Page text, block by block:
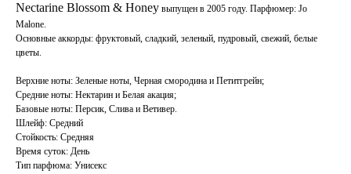
Nectarine Blossom & Honey выпущен в 2005 году. Парфюмер: Jo
Malone.
Основные аккорды: фруктовый, сладкий, зеленый, пудровый, свежий, белые
цветы.
Верхние ноты: Зеленые ноты, Черная смородина и Петитгрейн;
Средние ноты: Нектарин и Белая акация;
Базовые ноты: Персик, Слива и Ветивер.
Шлейф: Средний
Стойкость: Средняя
Время суток: День
Тип парфюма: Унисекс